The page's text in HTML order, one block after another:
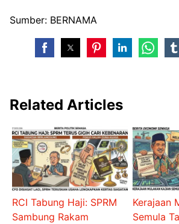
Sumber: BERNAMA
Related Articles
RCI Tabung Haji: SPRM
Sambung Rakam
Kerajaan
Semula